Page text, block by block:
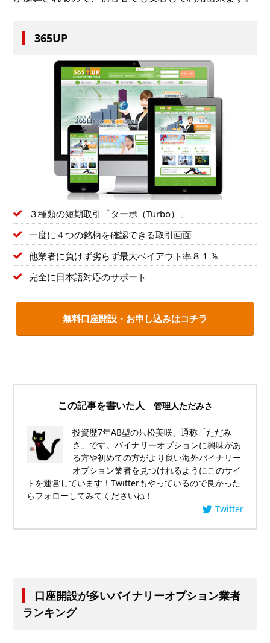
365UP
３種類の短期取引「ターボ（Turbo）」
一度に４つの銘柄を確認できる取引画面
他業者に負けず劣らず最大ペイアウト率８１％
完全に日本語対応のサポート
無料口座開設・お申し込みはコチラ
この記事を書いた人 管理人ただみさ
投資歴7年AB型の只松美咲、通称「ただみ
さ」です。バイナリーオプションに興味があ
る方や初めての方がより良い海外バイナリー
オプション業者を見つけれるようにこのサイ
トを運営しています！Twitterもやっているので良かった
らフォローしてみてくださいね！
Twitter
口座開設が多いバイナリーオプション業者
ランキング